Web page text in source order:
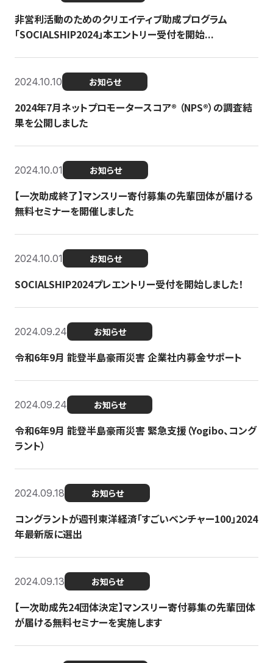
非営利活動のためのクリエイティブ助成プログラム
「SOCIALSHIP2024」本エントリー受付を開始...
2024.10.10 お知らせ
2024年7月ネットプロモータースコア®︎ （NPS®︎）の調査結
果を公開しました
2024.10.01 お知らせ
【一次助成終了】マンスリー寄付募集の先輩団体が届ける
無料セミナーを開催しました
2024.10.01 お知らせ
SOCIALSHIP2024プレエントリー受付を開始しました！
2024.09.24 お知らせ
令和6年9月 能登半島豪雨災害 企業社内募金サポート
2024.09.24 お知らせ
令和6年9月 能登半島豪雨災害 緊急支援（Yogibo、コング
ラント）
2024.09.18 お知らせ
コングラントが週刊東洋経済「すごいベンチャー100」2024
年最新版に選出
2024.09.13 お知らせ
【一次助成先24団体決定】マンスリー寄付募集の先輩団体
が届ける無料セミナーを実施します